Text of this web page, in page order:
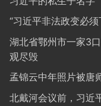
“习近平非法政变必
湖北省鄂州市一家3
观尽毁
孟锦云中年照片被唐
北戴河会议前，习近